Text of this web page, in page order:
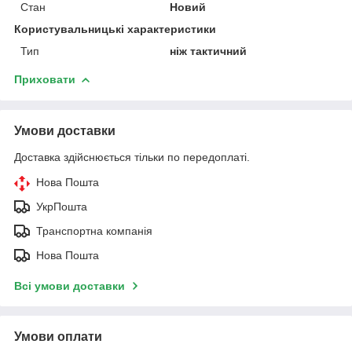
Стан
Новий
Користувальницькі характеристики
Тип
ніж тактичний
Приховати
Умови доставки
Доставка здійснюється тільки по передоплаті.
Нова Пошта
УкрПошта
Транспортна компанія
Нова Пошта
Всі умови доставки
Умови оплати